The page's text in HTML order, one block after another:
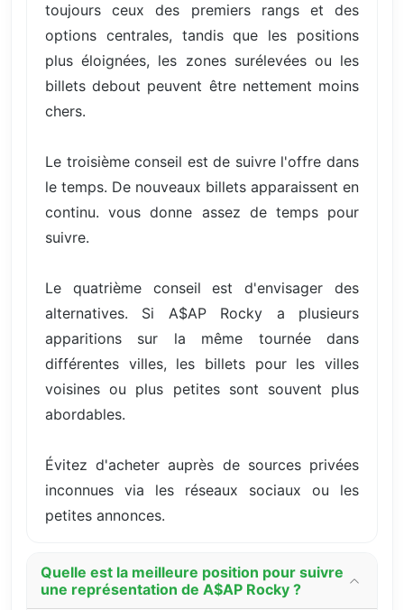
toujours ceux des premiers rangs et des
options centrales, tandis que les positions
plus éloignées, les zones surélevées ou les
billets debout peuvent être nettement moins
chers.
Le troisième conseil est de suivre l'offre dans
le temps. De nouveaux billets apparaissent en
continu. vous donne assez de temps pour
suivre.
Le quatrième conseil est d'envisager des
alternatives. Si A$AP Rocky a plusieurs
apparitions sur la même tournée dans
différentes villes, les billets pour les villes
voisines ou plus petites sont souvent plus
abordables.
Évitez d'acheter auprès de sources privées
inconnues via les réseaux sociaux ou les
petites annonces.
Quelle est la meilleure position pour suivre
une représentation de A$AP Rocky ?